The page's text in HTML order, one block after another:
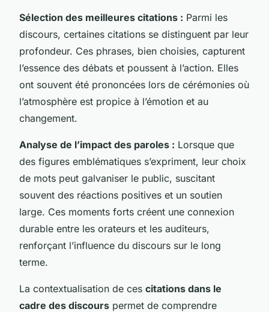
Sélection des meilleures citations : Parmi les
discours, certaines citations se distinguent par leur
profondeur. Ces phrases, bien choisies, capturent
l’essence des débats et poussent à l’action. Elles
ont souvent été prononcées lors de cérémonies où
l’atmosphère est propice à l’émotion et au
changement.
Analyse de l’impact des paroles : Lorsque que
des figures emblématiques s’expriment, leur choix
de mots peut galvaniser le public, suscitant
souvent des réactions positives et un soutien
large. Ces moments forts créent une connexion
durable entre les orateurs et les auditeurs,
renforçant l’influence du discours sur le long
terme.
La contextualisation de ces citations dans le
cadre des discours permet de comprendre